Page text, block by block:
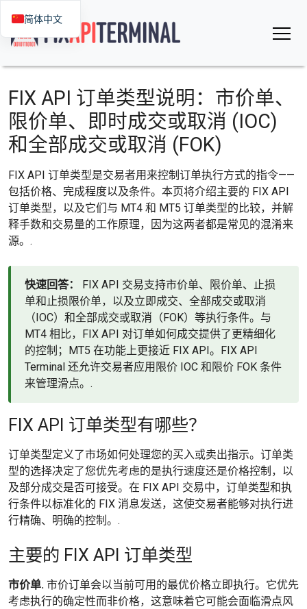
FIX API 订单类型说明：市价单、
限价单、即时成交或取消 (IOC)
和全部成交或取消 (FOK)
FIX API 订单类型是交易者用来控制订单执行方式的指令——
包括价格、完成程度以及条件。本页将介绍主要的 FIX API
订单类型，以及它们与 MT4 和 MT5 订单类型的比较，并解
释手数和交易量的工作原理，因为这两者都是常见的混淆来
源。.
快速回答：
FIX API 交易支持市价单、限价单、止损
单和止损限价单，以及立即成交、全部成交或取消
（IOC）和全部成交或取消（FOK）等执行条件。与
MT4 相比，FIX API 对订单如何成交提供了更精细化
的控制；MT5 在功能上更接近 FIX API。FIX API
Terminal 还允许交易者应用限价 IOC 和限价 FOK 条件
来管理滑点。.
FIX API 订单类型有哪些？
订单类型定义了市场如何处理您的买入或卖出指示。订单类
型的选择决定了您优先考虑的是执行速度还是价格控制，以
及部分成交是否可接受。在 FIX API 交易中，订单类型和执
行条件以标准化的 FIX 消息发送，这使交易者能够对执行进
行精确、明确的控制。.
主要的 FIX API 订单类型
市价单. 市价订单会以当前可用的最优价格立即执行。它优先
考虑执行的确定性而非价格，这意味着它可能会面临滑点风
简体中文